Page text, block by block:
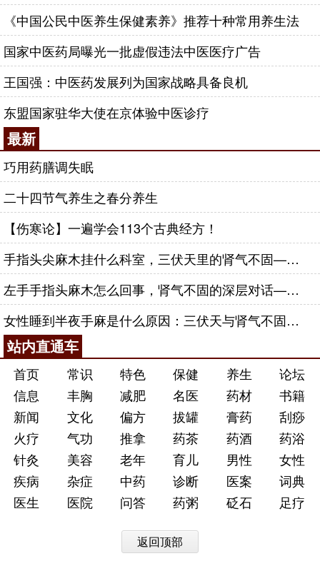
《中国公民中医养生保健素养》推荐十种常用养生法
国家中医药局曝光一批虚假违法中医医疗广告
王国强：中医药发展列为国家战略具备良机
东盟国家驻华大使在京体验中医诊疗
最新
巧用药膳调失眠
二十四节气养生之春分养生
【伤寒论】一遍学会113个古典经方！
手指头尖麻木挂什么科室，三伏天里的肾气不固——肾合jjn
左手手指头麻木怎么回事，肾气不固的深层对话——肾合jjn
女性睡到半夜手麻是什么原因：三伏天与肾气不固的深层对话
站内直通车
首页 常识 特色 保健 养生
论坛
信息
丰胸 减肥 名医 药材
书籍
新闻
文化 偏方 拔罐 膏药
刮痧
火疗
气功 推拿 药茶 药酒
药浴
针灸
美容 老年 育儿 男性
女性
疾病
杂症 中药 诊断 医案
词典
医生
医院 问答 药粥 砭石 足疗
返回顶部